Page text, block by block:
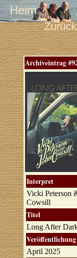
Heim
Zurück
Archiveintrag
Interpret
Vicki Peterson
Cowsill
Titel
Long After
Veröffentlichung
April 2025